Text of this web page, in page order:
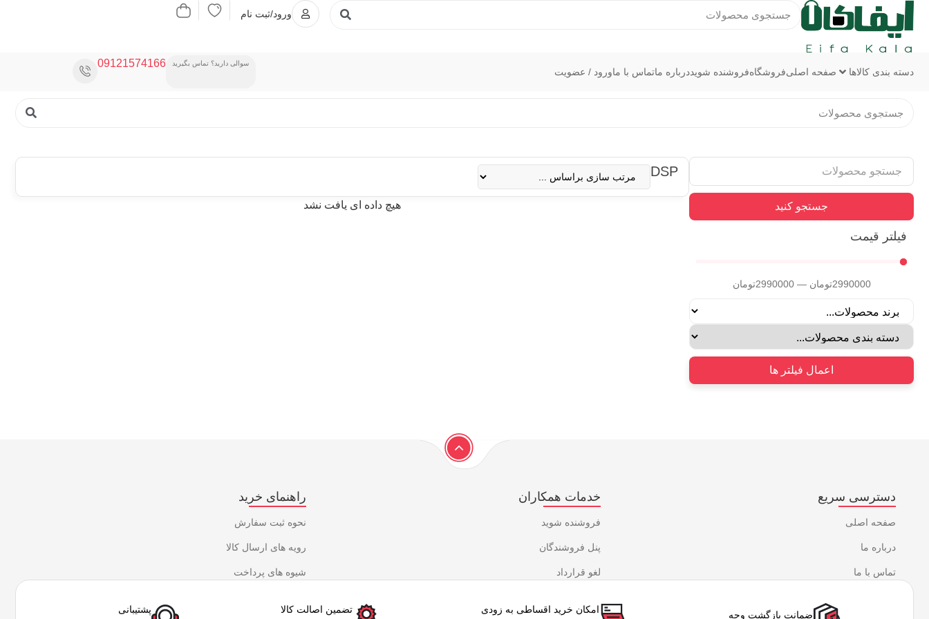
ورود/ثبت نام
دسته بندی کالاها صفحه اصلیفروشگاهفروشنده شویددرباره ماتماس با ماورود / عضویت
سوالی دارید؟ تماس بگیرید 09121574166
جستجو کنید
فیلتر قیمت
2990000تومان —
2990000تومان
اعمال فیلتر ها
DSP
هیچ داده ای یافت نشد
دسترسی سریع
صفحه اصلی
درباره ما
تماس با ما
خدمات همکاران
فروشنده شوید
پنل فروشندگان
لغو قرارداد
راهنمای خرید
نحوه ثبت سفارش
رویه های ارسال کالا
شیوه های پرداخت
ضمانت بازگشت وجه امکان خرید اقساطی به زودی تضمین اصالت کالا پشتیبانی